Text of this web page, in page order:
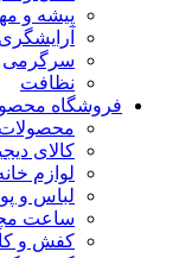
پیشه و
سرگرمی
نظافت
فروشگاه
محصولات
کالای
لوازم
لباس و
ساعت
کفش و